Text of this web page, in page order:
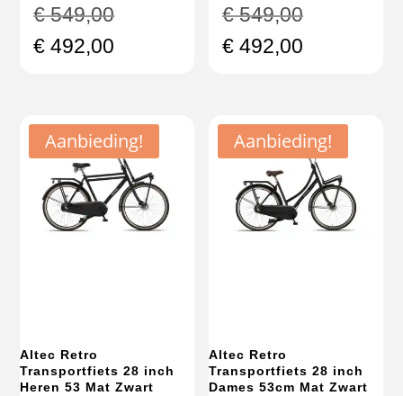
€549,00Oorspronkelijke
€ 492,00
€ 492,00.
€549,00
€ 492,00
€ 492,00.
Aanbieding!
Altec Retro
Transportfiets 28 inch
Heren 53 Mat Zwart
Aanbieding!
Altec Retro
Transportfiets 28 inch
Dames 53cm Mat Zwart